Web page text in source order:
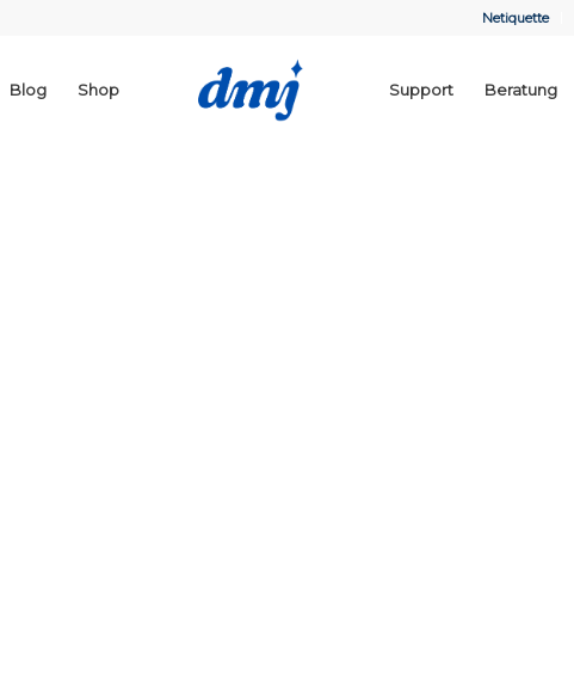
Netiquette
Blog Shop Support Beratung